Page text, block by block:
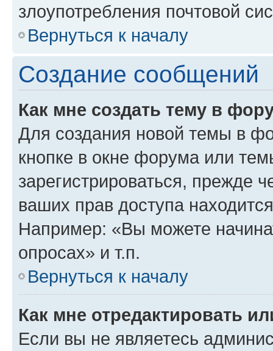
злоупотребления почтовой
Вернуться к началу
Создание сообщений
Как мне создать тему в
Для создания новой темы в
кнопке в окне форума или
зарегистрироваться, прежде
ваших прав доступа
Например: «Вы можете
опросах» и т.п.
Вернуться к началу
Как мне отредактировать
Если вы не являетесь